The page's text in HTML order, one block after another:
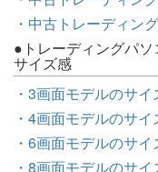
・中古トレーディン
●トレーディングパソ
サイズ感
・3画面モデルのサイ
・4画面モデルのサイ
・6画面モデルのサイ
・8画面モデルのサイ